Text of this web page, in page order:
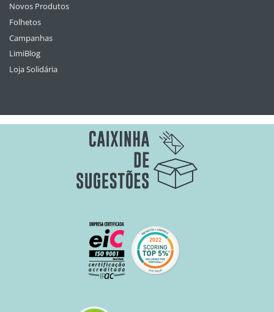
Novos Produtos
Folhetos
Campanhas
LimiBlog
Loja Solidária